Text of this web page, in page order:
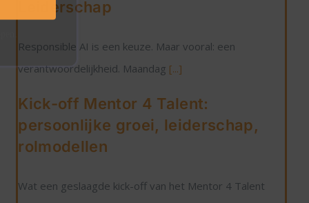
Leiderschap
Responsible AI is een keuze. Maar vooral: een
verantwoordelijkheid. Maandag [...]
Kick-off Mentor 4 Talent:
persoonlijke groei, leiderschap,
rolmodellen
Wat een geslaagde kick-off van het Mentor 4 Talent